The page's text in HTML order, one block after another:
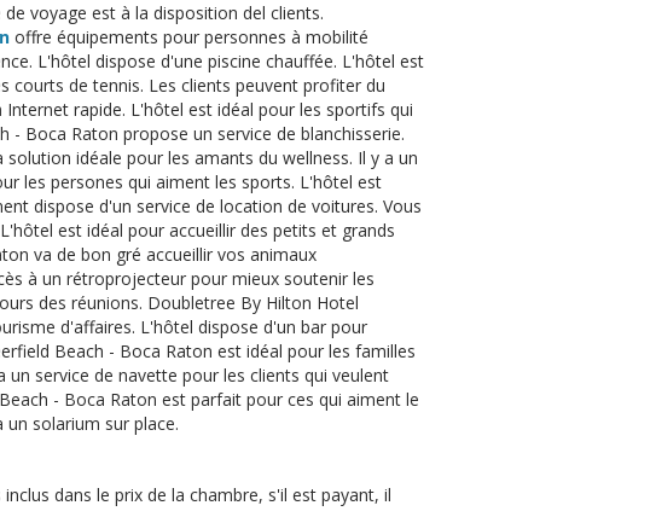
voyage est à la disposition del clients.
offre équipements pour personnes à mobilité
L'hôtel dispose d'une piscine chauffée. L'hôtel est
courts de tennis. Les clients peuvent profiter du
rapide. L'hôtel est idéal pour les sportifs qui
Boca Raton propose un service de blanchisserie.
idéale pour les amants du wellness. Il y a un
les persones qui aiment les sports. L'hôtel est
dispose d'un service de location de voitures. Vous
est idéal pour accueillir des petits et grands
va de bon gré accueillir vos animaux
à un rétroprojecteur pour mieux soutenir les
des réunions. Doubletree By Hilton Hotel
d'affaires. L'hôtel dispose d'un bar pour
Beach - Boca Raton est idéal pour les familles
service de navette pour les clients qui veulent
- Boca Raton est parfait pour ces qui aiment le
solarium sur place.
dans le prix de la chambre, s'il est payant, il